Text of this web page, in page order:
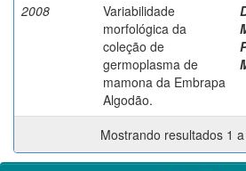
2008
Variabilidade
morfológica da
coleção de
germoplasma de
mamona da Embrapa
Algodão.
Mostrando resultados 1